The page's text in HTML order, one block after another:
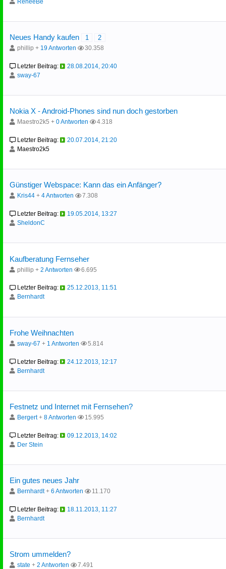
ReneeBe
Neues Handy kaufen 1 2
phillip + 19 Antworten 30.358
Letzter Beitrag:
28.08.2014, 20:40
sway-67
Nokia X - Android-Phones sind nun doch gestorben
Maestro2k5 + 0 Antworten 4.318
Letzter Beitrag:
20.07.2014, 21:20
Maestro2k5
Günstiger Webspace: Kann das ein Anfänger?
Kris44+ 4 Antworten 7.308
Letzter Beitrag:
19.05.2014, 13:27
SheldonC
Kaufberatung Fernseher
phillip + 2 Antworten 6.695
Letzter Beitrag:
25.12.2013, 11:51
Bernhardt
Frohe Weihnachten
sway-67 + 1 Antworten 5.814
Letzter Beitrag:
24.12.2013, 12:17
Bernhardt
Festnetz und Internet mit Fernsehen?
Bergert+ 8 Antworten 15.995
Letzter Beitrag:
09.12.2013, 14:02
Der Stein
Ein gutes neues Jahr
Bernhardt+ 6 Antworten 11.170
Letzter Beitrag:
18.11.2013, 11:27
Bernhardt
Strom ummelden?
state + 2 Antworten 7.491